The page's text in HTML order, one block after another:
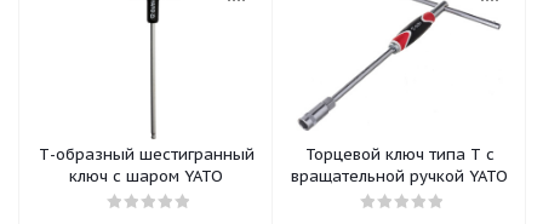
Т-образный шестигранный
ключ с шаром YATO
Торцевой ключ типа Т с
вращательной ручкой YATO